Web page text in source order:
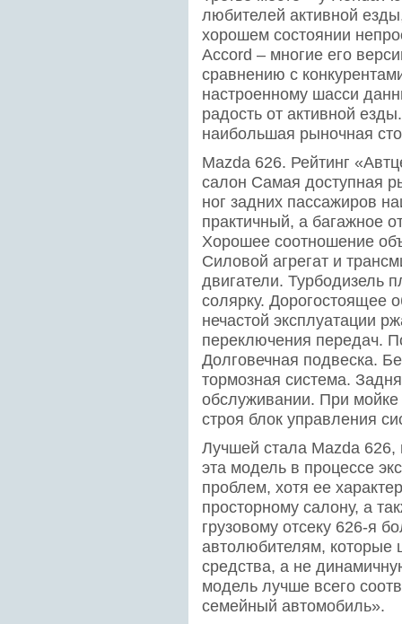
любителей активной
хорошем состоянии
Accord – многие его
сравнению с
настроенному шасси
радость от активной
наибольшая рыночная
Mazda 626. Рейтинг
салон Самая доступная
ног задних пассажиров
практичный, а багажное
Хорошее соотношение
Силовой агрегат и
двигатели. Турбодизель
солярку. Дорогостоящее
нечастой эксплуатации
переключения передач.
Долговечная подвеска.
тормозная система.
обслуживании. При мойке
строя блок управления
Лучшей стала Mazda
эта модель в процессе
проблем, хотя ее
просторному салону, а
грузовому отсеку 626-я
автолюбителям, которые
средства, а не
модель лучше всего
семейный автомобиль».